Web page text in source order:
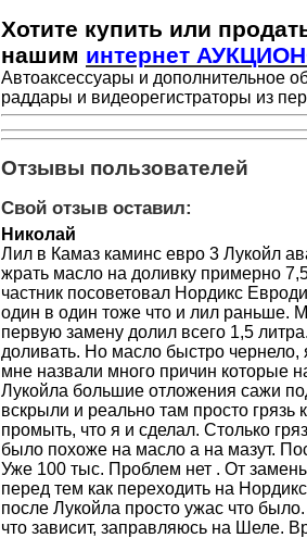
Хотите купить или
нашим интернет
Автоаксессуары и дополнительное
раддары и видеорегистраторы из
Отзывы пользователей
Свой отзыв оставил:
Николай
Лил в Камаз каминс евро 3 Лукойл
жрать масло на доливку примерно
частник посоветовал Нордикс
один в один тоже что и лил раньше.
первую замену долил всего 1,5
доливать. Но масло быстро чернело,
мне назвали много причин которые
Лукойла большие отложения сажи
вскрыли и реально там просто грязь
промыть, что я и сделал. Столько
было похоже на масло а на мазут.
Уже 100 тыс. Проблем нет . От
перед тем как переходить на
после Лукойла просто ужас что
что зависит, заправляюсь на Шеле.